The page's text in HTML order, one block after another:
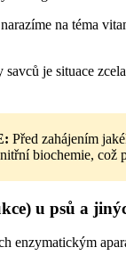
na téma
savců je situace
Před zahájením
biochemie, což
u psů a
enzymatickým